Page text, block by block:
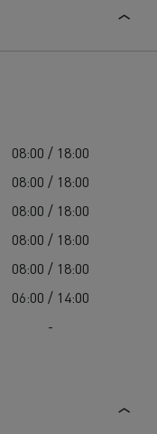
08:00 / 18:00
08:00 / 18:00
08:00 / 18:00
08:00 / 18:00
08:00 / 18:00
06:00 / 14:00
-